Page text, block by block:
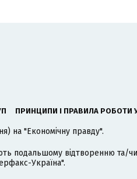
ПРИНЦИПИ І ПРАВИЛА РОБОТИ
на "Економічну правду".
подальшому відтворенню та/чи
Україна".